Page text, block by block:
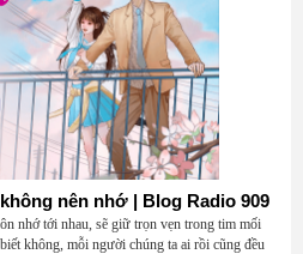
nên nhớ | Blog Radio 909
nhớ tới nhau, sẽ giữ trọn vẹn trong tim mối
không, mỗi người chúng ta ai rồi cũng đều